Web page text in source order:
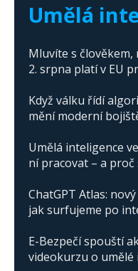
Umělá
Mluvíte s člověkem,
2. srpna platí v EU
Když válku řídí
mění moderní
Umělá inteligence
ní pracovat – a
ChatGPT Atlas:
jak surfujeme po
E-Bezpečí spouští
videokurzu o